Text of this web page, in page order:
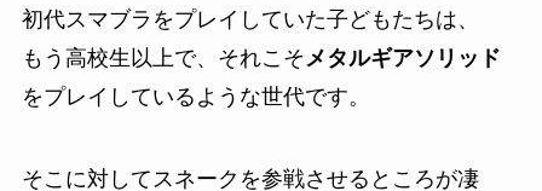
初代スマブラをプレイしていた子どもたちは、
もう高校生以上で、それこそメタルギアソリッド
をプレイしているような世代です。
そこに対してスネークを参戦させるところが凄